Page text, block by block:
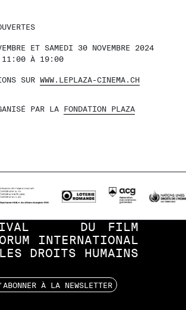
ET SAMEDI 30 NOVEMBRE 2024
11:00 À 19:00
SUR WWW.LEPLAZA-CINEMA.CH
PAR LA FONDATION PLAZA
DU
FILM
INTERNATIONAL
LES DROITS HUMAINS
À LA NEWSLETTER